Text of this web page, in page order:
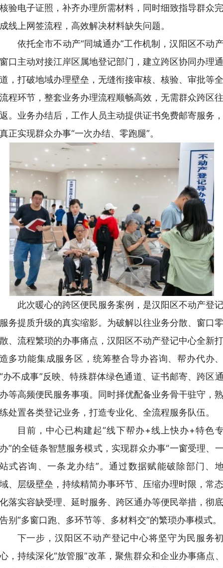
验电子证照，补齐办理所需材料，同时细致指导群众
线上网签流程，高效解决材料缺失问题。
依托全市不动产“同城通办”工作机制，汉阳区不动
口主动对接江岸区属地登记部门，建立跨区协同办理
，打破地域办理壁垒，无缝衔接审核、核验、审批等
程环节，整套业务办理流程顺畅高效，无需群众跨区
。业务办结后，工作人员主动提供证书免费邮寄服务
正实现群众办事“一次办结、零跑腿”。
此次暖心的跨区便民服务案例，是汉阳区不动产登
务提质升级的真实缩影。为破解以往业务分散、窗口
、流程繁琐的办事痛点，汉阳区不动产登记中心全新
多功能集成服务区，统筹整合导办咨询、帮办代办
办不成事”反映、特殊群体绿色通道、证书邮寄、跨区
等高频便民服务事项。同时择优配备业务骨干驻守，
处置各类登记业务，打造专业化、全流程服务队伍。
目前，中心已构建起“线下帮办+线上快办+特色
”的全链条智慧服务模式，实现群众办事“一窗受理、
式咨询、一条龙办结”。通过数据赋能破除部门、
、层级壁垒，持续精简办事环节、压缩办理时限，常
落实容缺受理、延时服务、跨区通办等便民举措，彻
别“多窗口跑、多环节等、多材料交”的繁琐办事模式。
下一步，汉阳区不动产登记中心将坚守为民服务
，持续深化“放管服”改革，聚焦群众和企业办事痛点